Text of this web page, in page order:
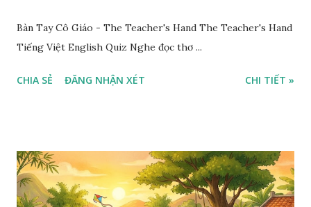
Bàn Tay Cô Giáo - The Teacher's Hand The Teacher's Hand
Tiếng Việt English Quiz Nghe đọc thơ ...
CHIA SẺ ĐĂNG NHẬN XÉT CHI TIẾT »